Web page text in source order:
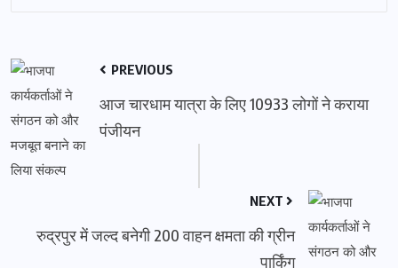
PREVIOUS
आज चारधाम यात्रा के लिए 10933 लोगों ने कराया
पंजीयन
NEXT
रुद्रपुर में जल्द बनेगी 200 वाहन क्षमता की ग्रीन
पार्किंग